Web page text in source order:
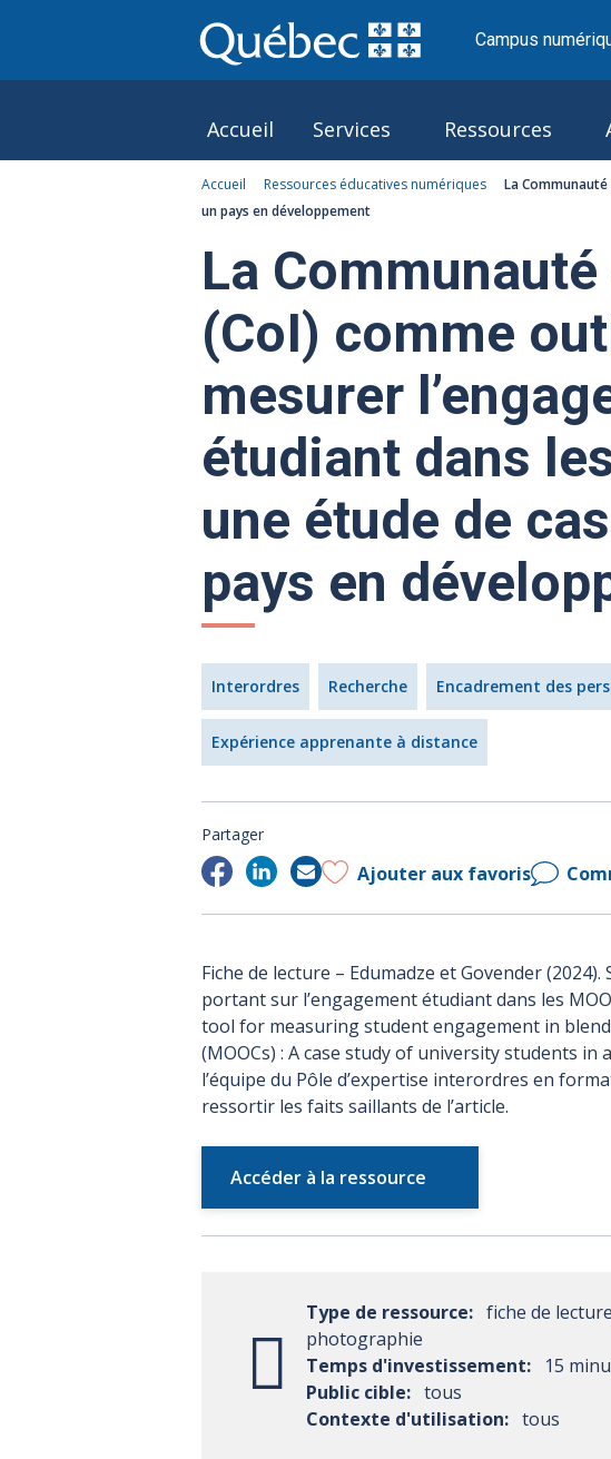
Campus
Accueil Services Ressources
Le Pôle
Accueil Ressources éducatives numériques
La
un pays en développement
La Communauté
(CoI) comme
mesurer
étudiant dans
une étude de
pays en
Interordres Recherche Encadrement des
Expérience apprenante à distance
Partager
Ajouter aux favoris
Fiche de lecture – Edumadze et Govender
portant sur l’engagement étudiant dans les
tool for measuring student engagement in
(MOOCs) : A case study of university students
l’équipe du Pôle d’expertise interordres en
ressortir les faits saillants de l’article.
Accéder à la ressource
Type de ressource: fiche de
photographie
Temps d'investissement:
15
Public cible: tous
Contexte d'utilisation: tous